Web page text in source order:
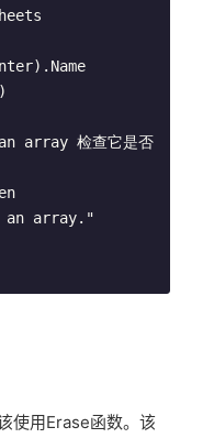
检查它是否
an array."
使用Erase函数。该